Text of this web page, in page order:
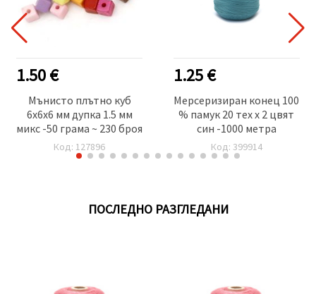
1.50 €
Мънисто плътно куб
6x6x6 мм дупка 1.5 мм
микс -50 грама ~ 230 броя
Код: 127896
1.25 €
Мерсеризиран конец 100
% памук 20 тех x 2 цвят
син -1000 метра
Код: 399914
ПОСЛЕДНО РАЗГЛЕДАНИ